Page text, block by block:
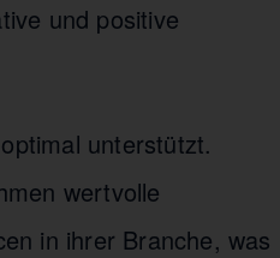
und positive
unterstützt.
wertvolle
in ihrer Branche, was